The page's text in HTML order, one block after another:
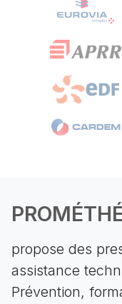
propose des
assistance
Prévention,